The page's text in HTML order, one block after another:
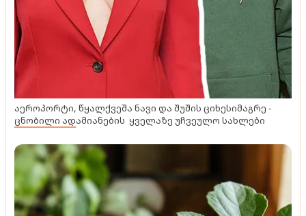
აეროპორტი, წყალქვეშა ნავი და შუშის ციხესიმაგრე -
ცნობილი ადამიანების ყველაზე უჩვეულო სახლები